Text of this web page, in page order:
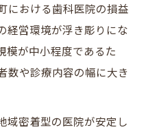
における歯科医院の損益
経営環境が浮き彫りにな
模が中小程度であるた
数や診療内容の幅に大き
域密着型の医院が安定し